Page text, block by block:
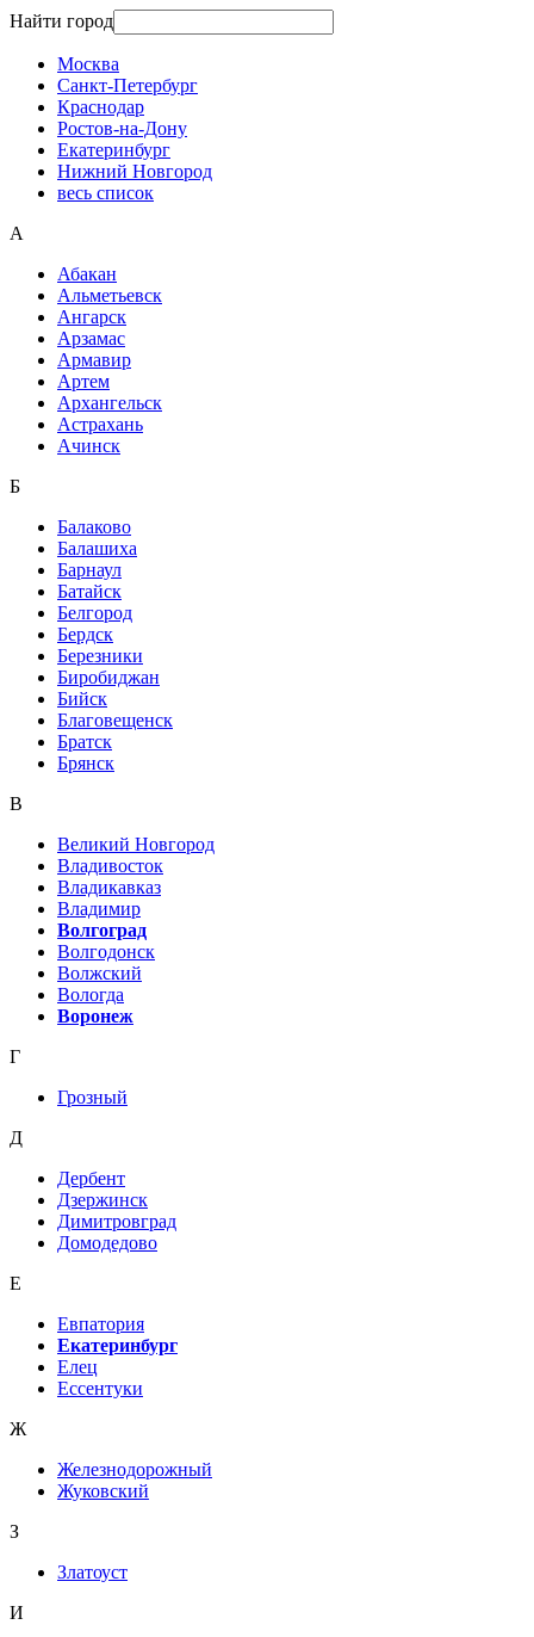
Найти город
Москва
Санкт-Петербург
Краснодар
Ростов-на-Дону
Екатеринбург
Нижний Новгород
весь список
А
Абакан
Альметьевск
Ангарск
Арзамас
Армавир
Артем
Архангельск
Астрахань
Ачинск
Б
Балаково
Балашиха
Барнаул
Батайск
Белгород
Бердск
Березники
Биробиджан
Бийск
Благовещенск
Братск
Брянск
В
Великий Новгород
Владивосток
Владикавказ
Владимир
Волгоград
Волгодонск
Волжский
Вологда
Воронеж
Г
Грозный
Д
Дербент
Дзержинск
Димитровград
Домодедово
Е
Евпатория
Екатеринбург
Елец
Ессентуки
Ж
Железнодорожный
Жуковский
З
Златоуст
И